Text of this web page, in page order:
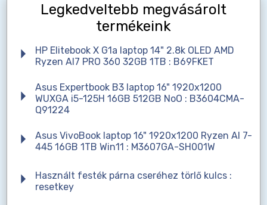
Legkedveltebb megvásárolt
termékeink
HP Elitebook X G1a laptop 14" 2.8k OLED AMD
Ryzen AI7 PRO 360 32GB 1TB : B69FKET
Asus Expertbook B3 laptop 16" 1920x1200
WUXGA i5-125H 16GB 512GB NoO : B3604CMA-
Q91224
Asus VivoBook laptop 16" 1920x1200 Ryzen AI 7-
445 16GB 1TB Win11 : M3607GA-SH001W
Használt festék párna cseréhez törlő kulcs :
resetkey